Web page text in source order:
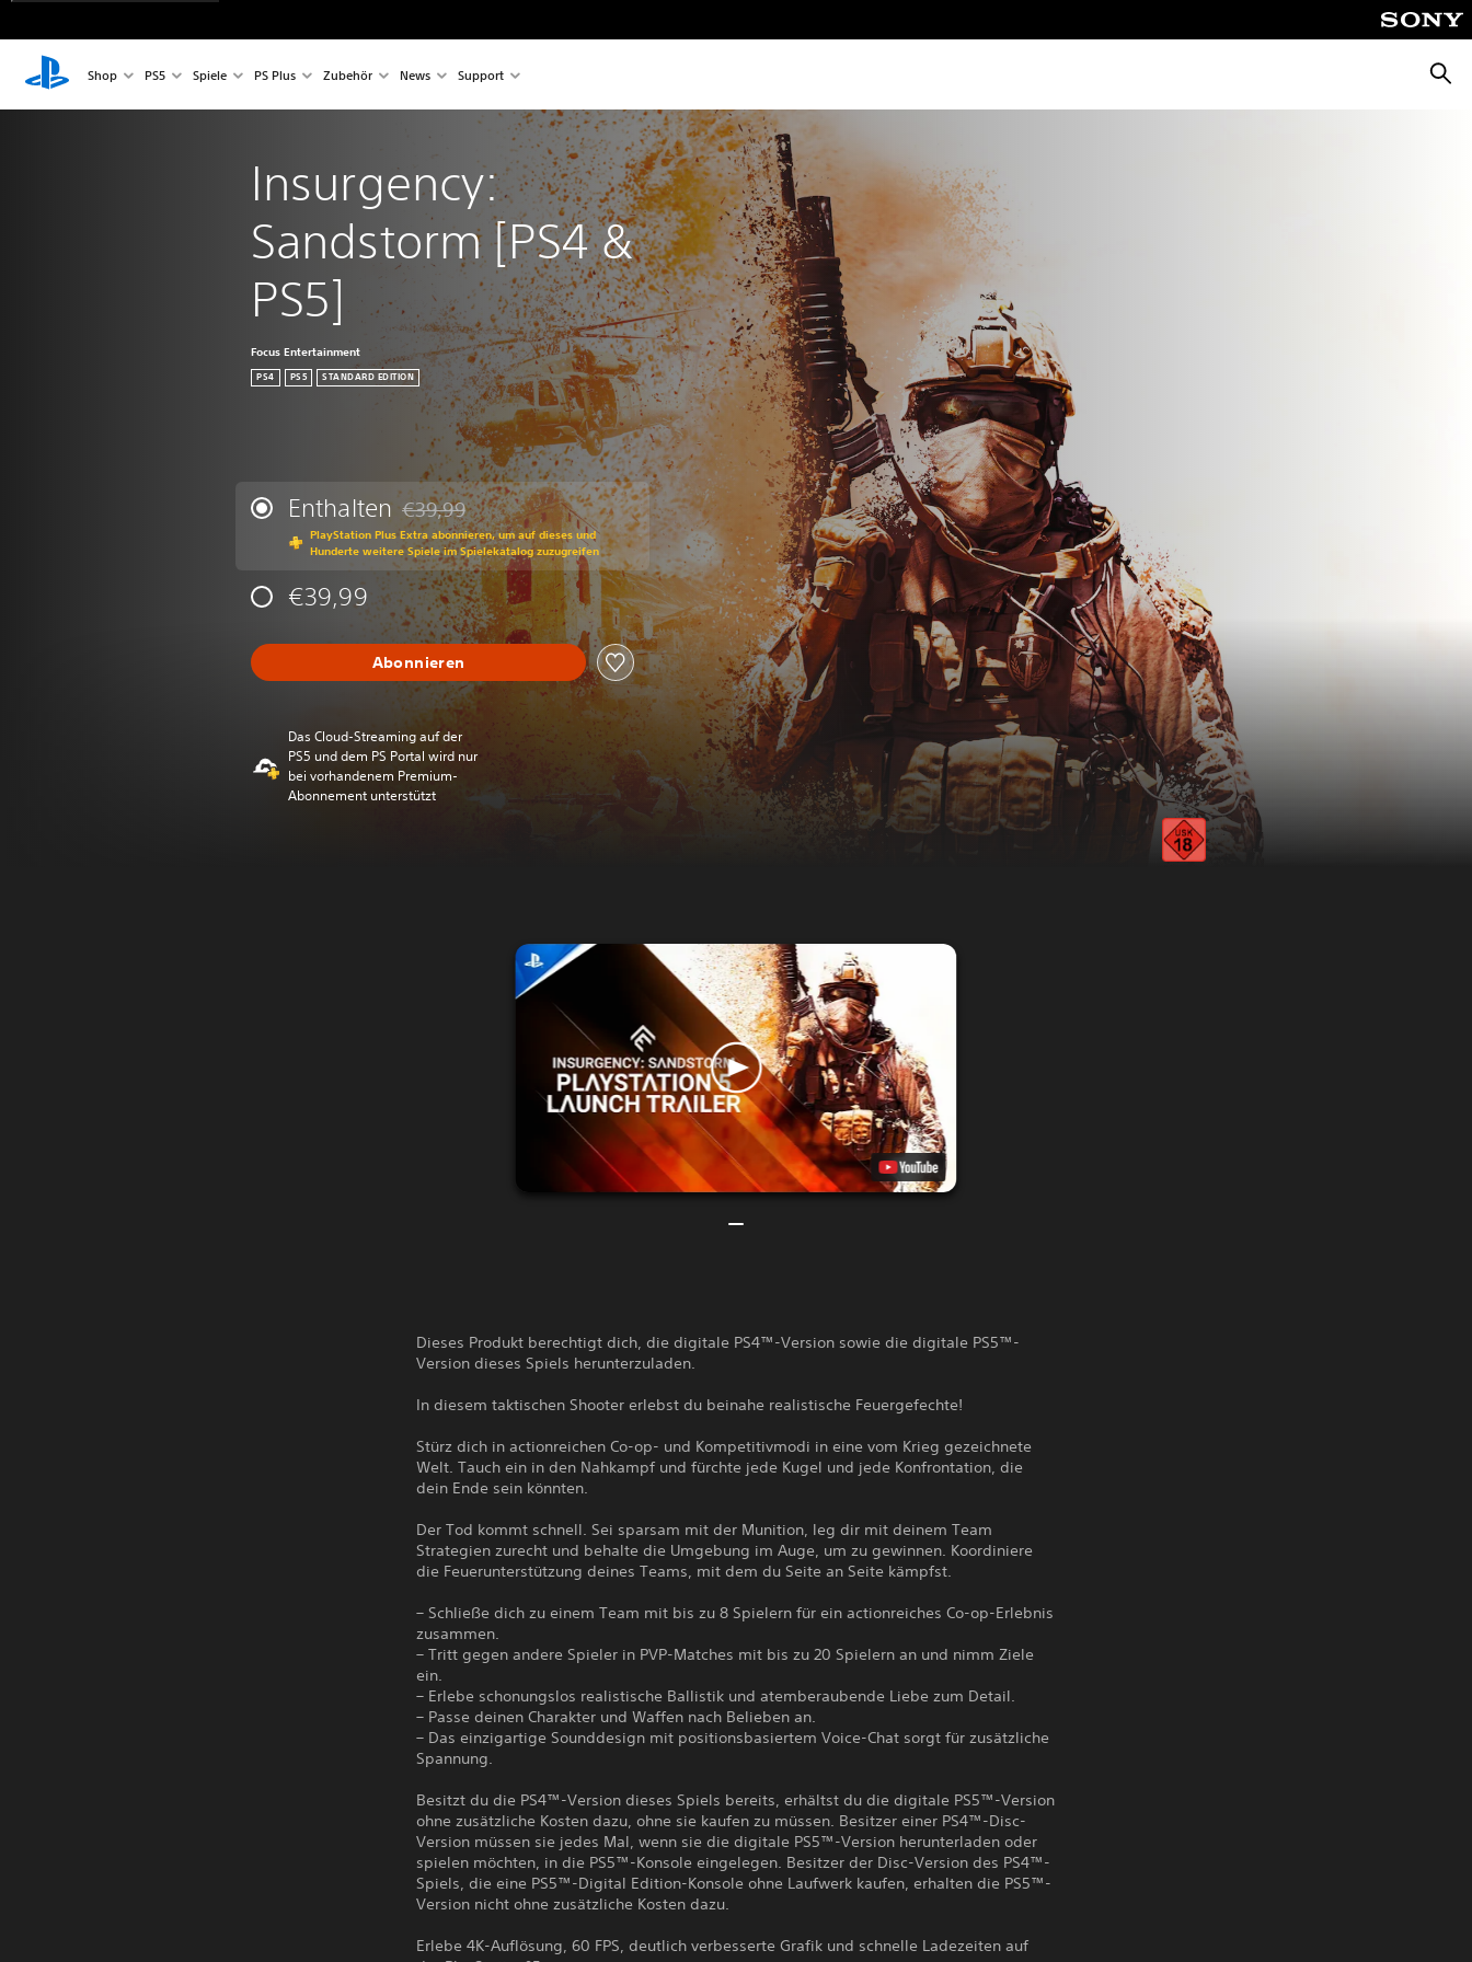
Shop PS5 Spiele PS Plus Zubehör News Support
Insurgency:
Sandstorm [PS4 &
PS5]
Focus Entertainment
PS4 PS5 STANDARD EDITION
Enthalten Preisnachlass gegenüber dem Originalpreis von €39,99
€39,99
PlayStation Plus Extra abonnieren, um auf dieses und
Hunderte weitere Spiele im Spielekatalog zuzugreifen
€39,99
Abonnieren
Das Cloud-Streaming auf der
PS5 und dem PS Portal wird nur
bei vorhandenem Premium-
Abonnement unterstützt
Dieses Produkt berechtigt dich, die digitale PS4™-Version sowie die digitale PS5™-
Version dieses Spiels herunterzuladen.
In diesem taktischen Shooter erlebst du beinahe realistische Feuergefechte!
Stürz dich in actionreichen Co-op- und Kompetitivmodi in eine vom Krieg gezeichnete
Welt. Tauch ein in den Nahkampf und fürchte jede Kugel und jede Konfrontation, die
dein Ende sein könnten.
Der Tod kommt schnell. Sei sparsam mit der Munition, leg dir mit deinem Team
Strategien zurecht und behalte die Umgebung im Auge, um zu gewinnen. Koordiniere
die Feuerunterstützung deines Teams, mit dem du Seite an Seite kämpfst.
– Schließe dich zu einem Team mit bis zu 8 Spielern für ein actionreiches Co-op-Erlebnis
zusammen.
– Tritt gegen andere Spieler in PVP-Matches mit bis zu 20 Spielern an und nimm Ziele
ein.
– Erlebe schonungslos realistische Ballistik und atemberaubende Liebe zum Detail.
– Passe deinen Charakter und Waffen nach Belieben an.
– Das einzigartige Sounddesign mit positionsbasiertem Voice-Chat sorgt für zusätzliche
Spannung.
Besitzt du die PS4™-Version dieses Spiels bereits, erhältst du die digitale PS5™-Version
ohne zusätzliche Kosten dazu, ohne sie kaufen zu müssen. Besitzer einer PS4™-Disc-
Version müssen sie jedes Mal, wenn sie die digitale PS5™-Version herunterladen oder
spielen möchten, in die PS5™-Konsole eingelegen. Besitzer der Disc-Version des PS4™-
Spiels, die eine PS5™-Digital Edition-Konsole ohne Laufwerk kaufen, erhalten die PS5™-
Version nicht ohne zusätzliche Kosten dazu.
Erlebe 4K-Auflösung, 60 FPS, deutlich verbesserte Grafik und schnelle Ladezeiten auf